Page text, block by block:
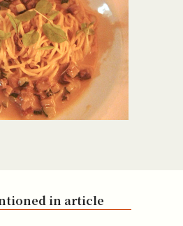
in article